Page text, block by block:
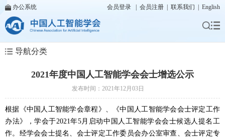
办公系统 会员登录 会员注册 联系我们 English
导航分类
2021年度中国人工智能学会会士增选公示
发布时间：2021年12月03日
根据《中国人工智能学会章程》、《中国人工智能学会会士评定工作
办法》，学会于2021年5月启动中国人工智能学会会士候选人提名工
作。经学会会士提名、会士评定工作委员会办公室审查、会士评定专